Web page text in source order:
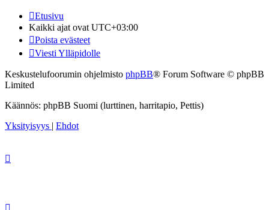
Etusivu
Kaikki ajat ovatUTC+03:00
Poista evästeet
Viesti Ylläpidolle
Keskustelufoorumin ohjelmisto phpBB® Forum Software © phpBB
Limited
Käännös: phpBB Suomi (lurttinen, harritapio, Pettis)
Yksityisyys
Ehdot